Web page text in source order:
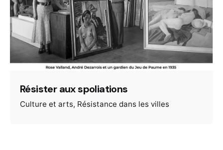
Résister aux spoliations
Culture et arts Résistance dans les villes